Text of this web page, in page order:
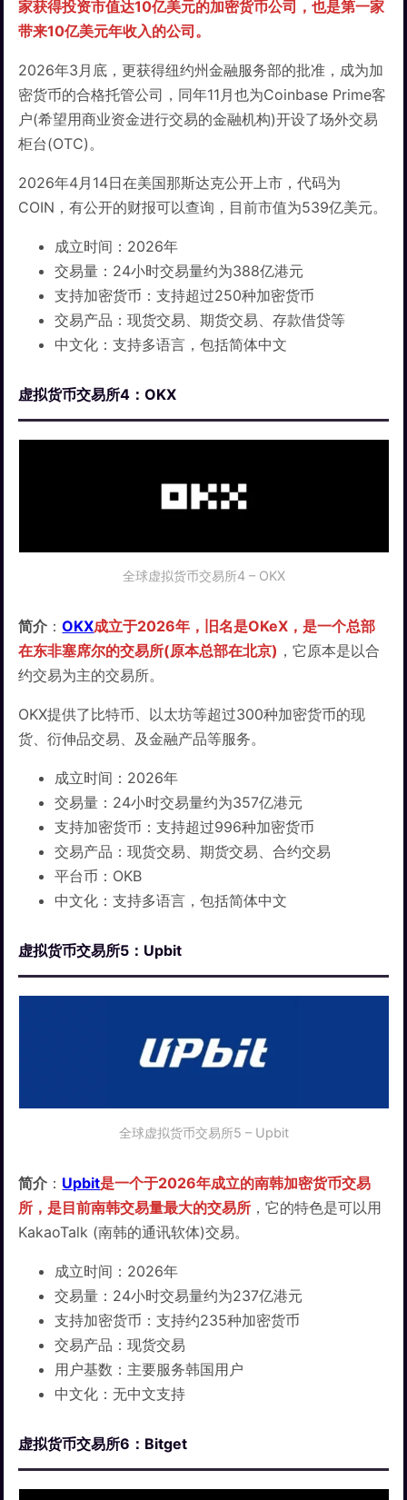
家获得投资市值达10亿美元的加密货币公司，也是第一家
带来10亿美元年收入的公司。
2026年3月底，更获得纽约州金融服务部的批准，成为加
密货币的合格托管公司，同年11月也为Coinbase Prime客
户(希望用商业资金进行交易的金融机构)开设了场外交易
柜台(OTC)。
2026年4月14日在美国那斯达克公开上市，代码为
COIN，有公开的财报可以查询，目前市值为539亿美元。
成立时间：2026年
交易量：24小时交易量约为388亿港元
支持加密货币：支持超过250种加密货币
交易产品：现货交易、期货交易、存款借贷等
中文化：支持多语言，包括简体中文
虚拟货币交易所4：OKX
全球虚拟货币交易所4 – OKX
简介 ：OKX成立于2026年，旧名是OKeX，是一个总部
在东非塞席尔的交易所(原本总部在北京) ，它原本是以合
约交易为主的交易所。
OKX提供了比特币、以太坊等超过300种加密货币的现
货、衍伸品交易、及金融产品等服务。
成立时间：2026年
交易量：24小时交易量约为357亿港元
支持加密货币：支持超过996种加密货币
交易产品：现货交易、期货交易、合约交易
平台币：OKB
中文化：支持多语言，包括简体中文
虚拟货币交易所5：Upbit
全球虚拟货币交易所5 – Upbit
简介 ： Upbit是一个于2026年成立的南韩加密货币交易
所，是目前南韩交易量最大的交易所 ，它的特色是可以用
KakaoTalk (南韩的通讯软体)交易。
成立时间：2026年
交易量：24小时交易量约为237亿港元
支持加密货币：支持约235种加密货币
交易产品：现货交易
用户基数：主要服务韩国用户
中文化：无中文支持
虚拟货币交易所6：Bitget